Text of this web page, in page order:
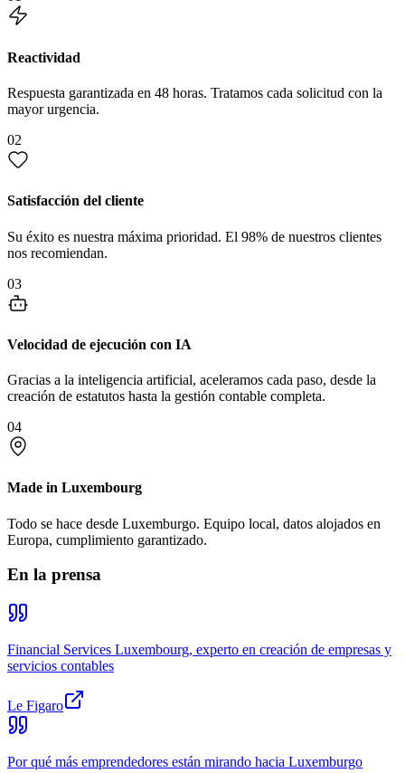
Reactividad
Respuesta garantizada en 48 horas. Tratamos cada solicitud con la
mayor urgencia.
02
Satisfacción del cliente
Su éxito es nuestra máxima prioridad. El 98% de nuestros clientes
nos recomiendan.
03
Velocidad de ejecución con IA
Gracias a la inteligencia artificial, aceleramos cada paso, desde la
creación de estatutos hasta la gestión contable completa.
04
Made in Luxembourg
Todo se hace desde Luxemburgo. Equipo local, datos alojados en
Europa, cumplimiento garantizado.
En la prensa
Financial Services Luxembourg, experto en creación de empresas y
servicios contables
Le Figaro
Por qué más emprendedores están mirando hacia Luxemburgo